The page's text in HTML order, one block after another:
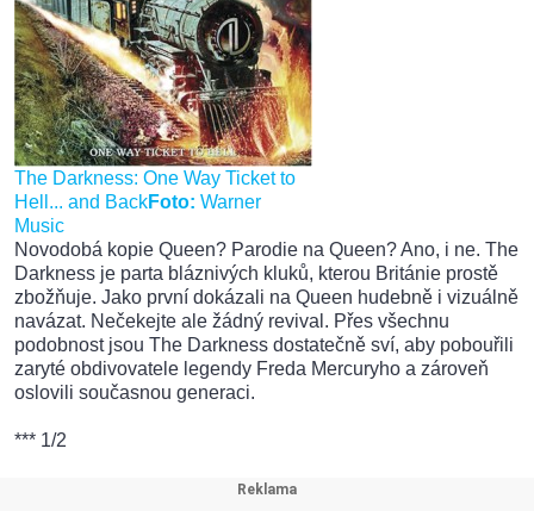
The Darkness: One Way Ticket to
Hell... and BackFoto: Warner
Music
Novodobá kopie Queen? Parodie na Queen? Ano, i ne. The
Darkness je parta bláznivých kluků, kterou Británie prostě
zbožňuje. Jako první dokázali na Queen hudebně i vizuálně
navázat. Nečekejte ale žádný revival. Přes všechnu
podobnost jsou The Darkness dostatečně sví, aby pobouřili
zaryté obdivovatele legendy Freda Mercuryho a zároveň
oslovili současnou generaci.
*** 1/2